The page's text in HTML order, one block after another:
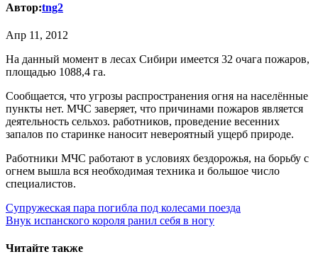
Автор:tng2
Апр 11, 2012
На данный момент в лесах Сибири имеется 32 очага пожаров,
площадью 1088,4 га.
Сообщается, что угрозы распространения огня на населённые
пункты нет. МЧС заверяет, что причинами пожаров является
деятельность сельхоз. работников, проведение весенних
запалов по старинке наносит невероятный ущерб природе.
Работники МЧС работают в условиях бездорожья, на борьбу с
огнем вышла вся необходимая техника и большое число
специалистов.
Навигация
по
записям
Супружеская пара погибла под колесами поезда
Внук испанского короля ранил себя в ногу
Читайте также